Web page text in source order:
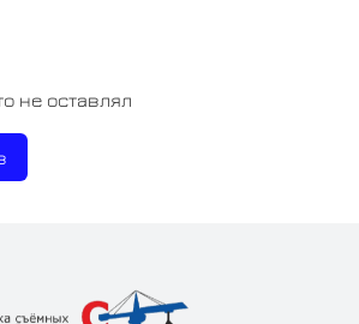
не оставлял